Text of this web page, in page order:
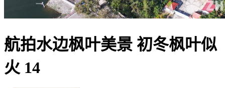
航拍水边枫叶美景 初冬枫叶似
火 14